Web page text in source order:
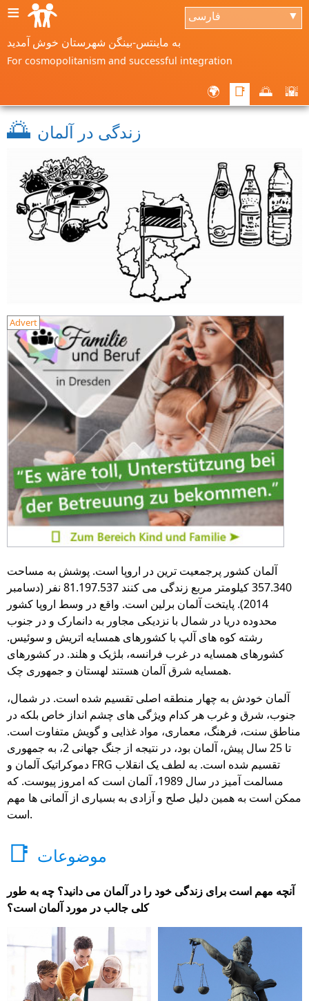
≡ فارسی ▼
به ماینتس-بینگن شهرستان خوش آمدید
For cosmopolitanism and successful integration
🌍 📑 🌅 🌇
🌅 زندگی در آلمان
Advert
آلمان کشور پرجمعیت ترین در اروپا است. پوشش به مساحت
357.340 کیلومتر مربع زندگی می کنند 81.197.537 نفر (دسامبر
2014). پایتخت آلمان برلین است. واقع در وسط اروپا کشور
محدوده دریا در شمال با نزدیکی مجاور به دانمارک و در جنوب
رشته کوه های آلپ با کشورهای همسایه اتریش و سوئیس.
کشورهای همسایه در غرب فرانسه، بلژیک و هلند. در کشورهای
همسایه شرق آلمان هستند لهستان و جمهوری چک.
آلمان خودش به چهار منطقه اصلی تقسیم شده است. در شمال،
جنوب، شرق و غرب هر کدام ویژگی های چشم انداز خاص بلکه در
مناطق سنت، فرهنگ، معماری، مواد غذایی و گویش متفاوت است.
تا 25 سال پیش، آلمان بود، در نتیجه از جنگ جهانی 2، به جمهوری
دموکراتیک آلمان و FRG تقسیم شده است. به لطف یک انقلاب
مسالمت آمیز در سال 1989، آلمان است که امروز پیوست. که
ممکن است به همین دلیل صلح و آزادی به بسیاری از آلمانی ها مهم
است.
📑 موضوعات
آنچه مهم است برای زندگی خود را در آلمان می دانید؟ چه به طور
کلی جالب در مورد آلمان است؟